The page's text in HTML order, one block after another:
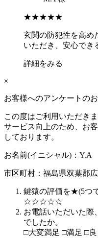
★★★★★
玄関の防犯性を高め
いただき、安心でき
詳細をみる
×
お客様へのアンケートの
この度はご利用いただき
サービス向上のため、お
しております。
お名前(イニシャル)： Y.A
市区町村： 福島県双葉郡
鍵猿の評価を★(5つ
☆☆☆☆☆
お電話いただいた際
でしたか。
□大変満足 □満足 □